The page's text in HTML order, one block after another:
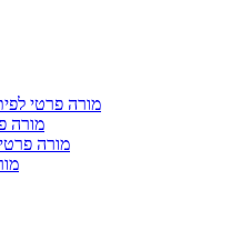
מורה פרטי
מורה
מורה